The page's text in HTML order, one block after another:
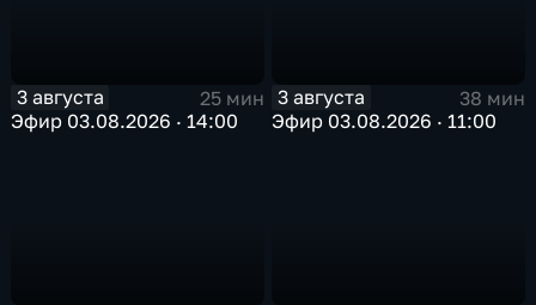
3 августа
25 мин
Эфир 03.08.2026 · 14:00
3 августа
38 мин
Эфир 03.08.2026 · 11:00